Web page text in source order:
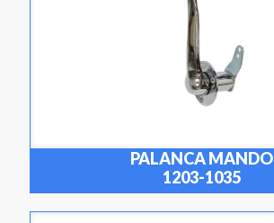
PALANCA MANDO
1203-1035